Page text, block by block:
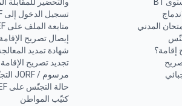
المدني
إقامة؟
تسجيل الدخول إلى ANEF
متابعة الملف على ANEF
إيصال تصريح الإقامة
شهادة تمديد
تجديد تصريح الإقامة
مرسوم / JORF التجنّس
حالة التجنّس على ANEF
كتيّب المواطن